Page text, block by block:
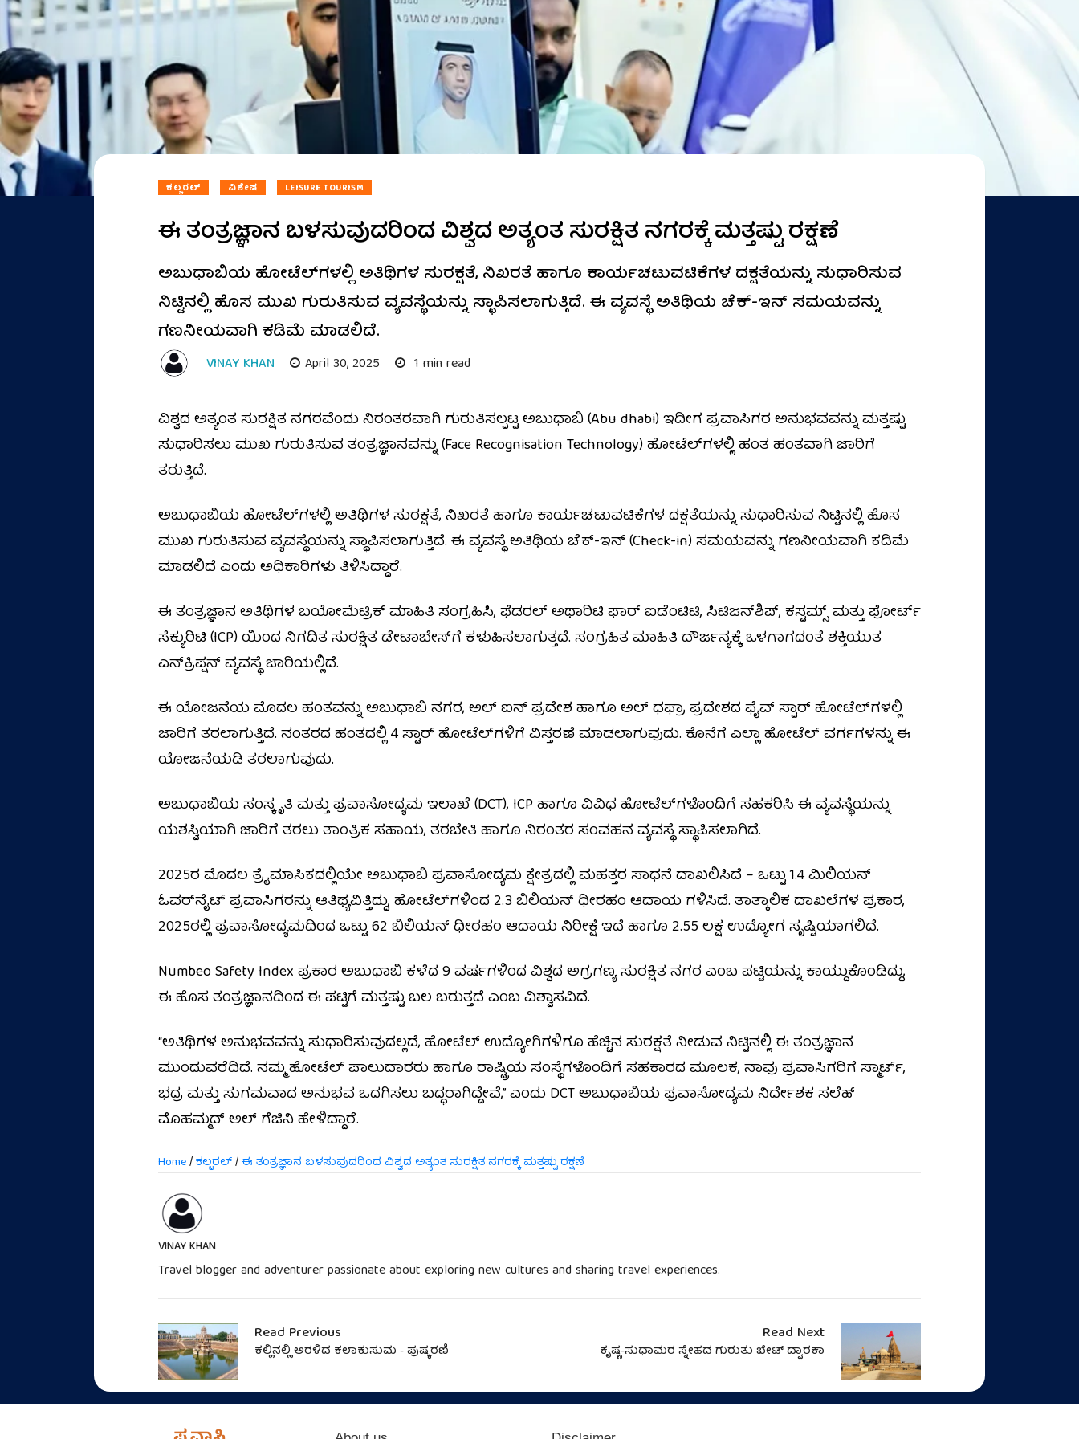
ಕಲ್ಚರಲ್ ವಿಶೇಷ LEISURE TOURISM
ಈ ತಂತ್ರಜ್ಞಾನ ಬಳಸುವುದರಿಂದ ವಿಶ್ವದ ಅತ್ಯಂತ ಸುರಕ್ಷಿತ ನಗರಕ್ಕೆ ಮತ್ತಷ್ಟು ರಕ್ಷಣೆ
ಅಬುಧಾಬಿಯ ಹೋಟೆಲ್‌ಗಳಲ್ಲಿ ಅತಿಥಿಗಳ ಸುರಕ್ಷತೆ, ನಿಖರತೆ ಹಾಗೂ ಕಾರ್ಯಚಟುವಟಿಕೆಗಳ ದಕ್ಷತೆಯನ್ನು ಸುಧಾರಿಸುವ
ನಿಟ್ಟಿನಲ್ಲಿ ಹೊಸ ಮುಖ ಗುರುತಿಸುವ ವ್ಯವಸ್ಥೆಯನ್ನು ಸ್ಥಾಪಿಸಲಾಗುತ್ತಿದೆ. ಈ ವ್ಯವಸ್ಥೆ ಅತಿಥಿಯ ಚೆಕ್-ಇನ್ ಸಮಯವನ್ನು
ಗಣನೀಯವಾಗಿ ಕಡಿಮೆ ಮಾಡಲಿದೆ.
VINAY KHAN April 30, 2025 1 min read
ವಿಶ್ವದ ಅತ್ಯಂತ ಸುರಕ್ಷಿತ ನಗರವೆಂದು ನಿರಂತರವಾಗಿ ಗುರುತಿಸಲ್ಪಟ್ಟ ಅಬುಧಾಬಿ (Abu dhabi) ಇದೀಗ ಪ್ರವಾಸಿಗರ ಅನುಭವವನ್ನು ಮತ್ತಷ್ಟು
ಸುಧಾರಿಸಲು ಮುಖ ಗುರುತಿಸುವ ತಂತ್ರಜ್ಞಾನವನ್ನು (Face Recognisation Technology) ಹೋಟೆಲ್‌ಗಳಲ್ಲಿ ಹಂತ ಹಂತವಾಗಿ ಜಾರಿಗೆ
ತರುತ್ತಿದೆ.
ಅಬುಧಾಬಿಯ ಹೋಟೆಲ್‌ಗಳಲ್ಲಿ ಅತಿಥಿಗಳ ಸುರಕ್ಷತೆ, ನಿಖರತೆ ಹಾಗೂ ಕಾರ್ಯಚಟುವಟಿಕೆಗಳ ದಕ್ಷತೆಯನ್ನು ಸುಧಾರಿಸುವ ನಿಟ್ಟಿನಲ್ಲಿ ಹೊಸ
ಮುಖ ಗುರುತಿಸುವ ವ್ಯವಸ್ಥೆಯನ್ನು ಸ್ಥಾಪಿಸಲಾಗುತ್ತಿದೆ. ಈ ವ್ಯವಸ್ಥೆ ಅತಿಥಿಯ ಚೆಕ್-ಇನ್ (Check-in) ಸಮಯವನ್ನು ಗಣನೀಯವಾಗಿ ಕಡಿಮೆ
ಮಾಡಲಿದೆ ಎಂದು ಅಧಿಕಾರಿಗಳು ತಿಳಿಸಿದ್ದಾರೆ.
ಈ ತಂತ್ರಜ್ಞಾನ ಅತಿಥಿಗಳ ಬಯೋಮೆಟ್ರಿಕ್ ಮಾಹಿತಿ ಸಂಗ್ರಹಿಸಿ, ಫೆಡರಲ್ ಅಥಾರಿಟಿ ಫಾರ್ ಐಡೆಂಟಿಟಿ, ಸಿಟಿಜನ್‌ಶಿಪ್, ಕಸ್ಟಮ್ಸ್ ಮತ್ತು ಪೋರ್ಟ್
ಸೆಕ್ಯುರಿಟಿ (ICP) ಯಿಂದ ನಿಗದಿತ ಸುರಕ್ಷಿತ ಡೇಟಾಬೇಸ್‌ಗೆ ಕಳುಹಿಸಲಾಗುತ್ತದೆ. ಸಂಗ್ರಹಿತ ಮಾಹಿತಿ ದೌರ್ಜನ್ಯಕ್ಕೆ ಒಳಗಾಗದಂತೆ ಶಕ್ತಿಯುತ
ಎನ್‌ಕ್ರಿಪ್ಷನ್ ವ್ಯವಸ್ಥೆ ಜಾರಿಯಲ್ಲಿದೆ.
ಈ ಯೋಜನೆಯ ಮೊದಲ ಹಂತವನ್ನು ಅಬುಧಾಬಿ ನಗರ, ಅಲ್ ಐನ್ ಪ್ರದೇಶ ಹಾಗೂ ಅಲ್ ಧಫ್ರಾ ಪ್ರದೇಶದ ಫೈವ್ ಸ್ಟಾರ್ ಹೋಟೆಲ್‌ಗಳಲ್ಲಿ
ಜಾರಿಗೆ ತರಲಾಗುತ್ತಿದೆ. ನಂತರದ ಹಂತದಲ್ಲಿ 4 ಸ್ಟಾರ್ ಹೋಟೆಲ್‌ಗಳಿಗೆ ವಿಸ್ತರಣೆ ಮಾಡಲಾಗುವುದು. ಕೊನೆಗೆ ಎಲ್ಲಾ ಹೋಟೆಲ್ ವರ್ಗಗಳನ್ನು ಈ
ಯೋಜನೆಯಡಿ ತರಲಾಗುವುದು.
ಅಬುಧಾಬಿಯ ಸಂಸ್ಕೃತಿ ಮತ್ತು ಪ್ರವಾಸೋದ್ಯಮ ಇಲಾಖೆ (DCT), ICP ಹಾಗೂ ವಿವಿಧ ಹೋಟೆಲ್‌ಗಳೊಂದಿಗೆ ಸಹಕರಿಸಿ ಈ ವ್ಯವಸ್ಥೆಯನ್ನು
ಯಶಸ್ವಿಯಾಗಿ ಜಾರಿಗೆ ತರಲು ತಾಂತ್ರಿಕ ಸಹಾಯ, ತರಬೇತಿ ಹಾಗೂ ನಿರಂತರ ಸಂವಹನ ವ್ಯವಸ್ಥೆ ಸ್ಥಾಪಿಸಲಾಗಿದೆ.
2025ರ ಮೊದಲ ತ್ರೈಮಾಸಿಕದಲ್ಲಿಯೇ ಅಬುಧಾಬಿ ಪ್ರವಾಸೋದ್ಯಮ ಕ್ಷೇತ್ರದಲ್ಲಿ ಮಹತ್ತರ ಸಾಧನೆ ದಾಖಲಿಸಿದೆ – ಒಟ್ಟು 1.4 ಮಿಲಿಯನ್
ಓವರ್‌ನೈಟ್ ಪ್ರವಾಸಿಗರನ್ನು ಆತಿಥ್ಯವಿತ್ತಿದ್ದು, ಹೋಟೆಲ್‌ಗಳಿಂದ 2.3 ಬಿಲಿಯನ್ ಧೀರಹಂ ಆದಾಯ ಗಳಿಸಿದೆ. ತಾತ್ಕಾಲಿಕ ದಾಖಲೆಗಳ ಪ್ರಕಾರ,
2025ರಲ್ಲಿ ಪ್ರವಾಸೋದ್ಯಮದಿಂದ ಒಟ್ಟು 62 ಬಿಲಿಯನ್ ಧೀರಹಂ ಆದಾಯ ನಿರೀಕ್ಷೆ ಇದೆ ಹಾಗೂ 2.55 ಲಕ್ಷ ಉದ್ಯೋಗ ಸೃಷ್ಟಿಯಾಗಲಿದೆ.
Numbeo Safety Index ಪ್ರಕಾರ ಅಬುಧಾಬಿ ಕಳೆದ 9 ವರ್ಷಗಳಿಂದ ವಿಶ್ವದ ಅಗ್ರಗಣ್ಯ ಸುರಕ್ಷಿತ ನಗರ ಎಂಬ ಪಟ್ಟಿಯನ್ನು ಕಾಯ್ದುಕೊಂಡಿದ್ದು,
ಈ ಹೊಸ ತಂತ್ರಜ್ಞಾನದಿಂದ ಈ ಪಟ್ಟಿಗೆ ಮತ್ತಷ್ಟು ಬಲ ಬರುತ್ತದೆ ಎಂಬ ವಿಶ್ವಾಸವಿದೆ.
“ಅತಿಥಿಗಳ ಅನುಭವವನ್ನು ಸುಧಾರಿಸುವುದಲ್ಲದೆ, ಹೋಟೆಲ್ ಉದ್ಯೋಗಿಗಳಿಗೂ ಹೆಚ್ಚಿನ ಸುರಕ್ಷತೆ ನೀಡುವ ನಿಟ್ಟಿನಲ್ಲಿ ಈ ತಂತ್ರಜ್ಞಾನ
ಮುಂದುವರೆದಿದೆ. ನಮ್ಮ ಹೋಟೆಲ್ ಪಾಲುದಾರರು ಹಾಗೂ ರಾಷ್ಟ್ರಿಯ ಸಂಸ್ಥೆಗಳೊಂದಿಗೆ ಸಹಕಾರದ ಮೂಲಕ, ನಾವು ಪ್ರವಾಸಿಗರಿಗೆ ಸ್ಮಾರ್ಟ್,
ಭದ್ರ ಮತ್ತು ಸುಗಮವಾದ ಅನುಭವ ಒದಗಿಸಲು ಬದ್ಧರಾಗಿದ್ದೇವೆ,” ಎಂದು DCT ಅಬುಧಾಬಿಯ ಪ್ರವಾಸೋದ್ಯಮ ನಿರ್ದೇಶಕ ಸಲೆಹ್
ಮೊಹಮ್ಮದ್ ಅಲ್ ಗೆಜಿನಿ ಹೇಳಿದ್ದಾರೆ.
Home/ಕಲ್ಚರಲ್/ಈ ತಂತ್ರಜ್ಞಾನ ಬಳಸುವುದರಿಂದ ವಿಶ್ವದ ಅತ್ಯಂತ ಸುರಕ್ಷಿತ ನಗರಕ್ಕೆ ಮತ್ತಷ್ಟು ರಕ್ಷಣೆ
VINAY KHAN
Travel blogger and adventurer passionate about exploring new cultures and sharing travel experiences.
Read Previous
ಕಲ್ಲಿನಲ್ಲಿ ಅರಳಿದ ಕಲಾಕುಸುಮ - ಪುಷ್ಕರಣಿ
Read Next
ಕೃಷ್ಣ-ಸುಧಾಮರ ಸ್ನೇಹದ ಗುರುತು ಬೇಟ್ ದ್ವಾರಕಾ